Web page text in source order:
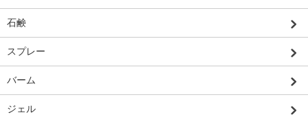
石鹸
スプレー
バーム
ジェル